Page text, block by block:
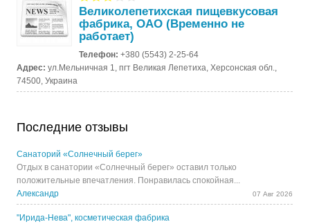
Великолепетихская пищевкусовая
фабрика, ОАО (Временно не
работает)
Телефон:+380 (5543) 2-25-64
Адрес:ул.Мельничная 1, пгт Великая Лепетиха, Херсонская обл.,
74500, Украина
Последние отзывы
Санаторий «Солнечный берег»
Отдых в санатории «Солнечный берег» оставил только
положительные впечатления. Понравилась спокойная...
Александр
07 Авг 2026
"Ирида-Нева", косметическая фабрика